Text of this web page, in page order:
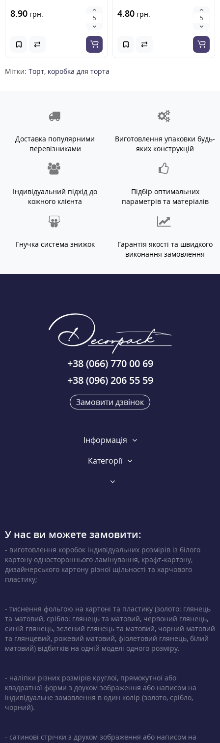
8.90 грн. 4.80 грн.
Мітки: Торт, коробка для торта
Доставка популярними
перевізниками
Виготовлення упаковки будь-
яких конструкцій
Індивідуальний підхід до
кожного клієнта
Підбір оптимальних
параметрів та матеріалів
Гнучка система знижок
Гарантія якості та швидкого
виконання замовлення
+38 (066) 770 00 69
+38 (096) 206 55 59
Замовити дзвінок
Інформація
Категорії
У нас ви можете замовити:
- виготовлення коробок індивідуальних розмірів із білого
картону одностороннього ламінування, крафт-картону,
дизайнерського картону різної щільності та харчового
пластику;
- тиснення фольгою на картоні та пластику (золото: глянець
та матовий, срібло: глянець та матовий, червоний глянець,
синій глянець, зелений глянець та матовий, чорний матовий
та глянцевий, рожевий матовий, фіолетовий глянець, білий
матовий) відбитків на одній моделі одного розміру.
- наліпки різних розмірів круглої, прямокутної або
квадратної форми з доуком зображення або написом на
індивідуальне замовлення в один колір (золото, срібло,
чорний).
- сатинові стрічки з друком зображення або написом на